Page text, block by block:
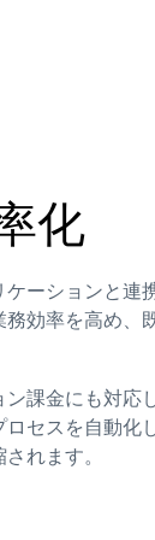
化
ケーションと連
効率を高め、
ン課金にも対応
セスを自動化
れます。